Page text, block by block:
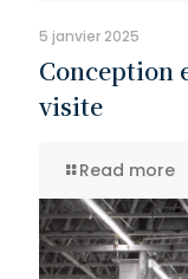
5 janvier 2025
Conception
visite
Read more